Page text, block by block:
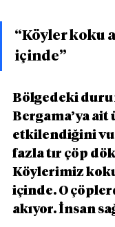
“Köyler koku
içinde”
Bölgedeki
Bergama’ya
etkilendiğini
fazla tır çöp
Köylerimiz
içinde. O
akıyor. İnsan